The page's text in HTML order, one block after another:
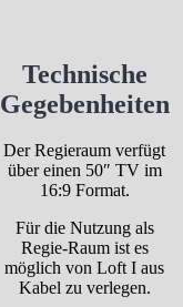
Technische
Gegebenheiten
Der Regieraum verfügt
über einen 50″ TV im
16:9 Format.
Für die Nutzung als
Regie-Raum ist es
möglich von Loft I aus
Kabel zu verlegen.